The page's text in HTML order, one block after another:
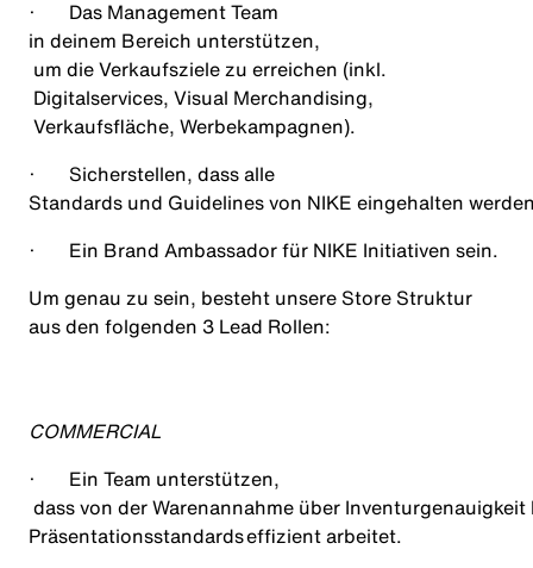
· Das Management Team
in deinem Bereich unterstützen,
um die Verkaufsziele zu erreichen (inkl.
Digitalservices, Visual Merchandising,
Verkaufsfläche, Werbekampagnen).
· Sicherstellen, dass alle
Standards und Guidelines von NIKE eingehalten
· Ein Brand Ambassador für NIKE Initiativen sein.
Um genau zu sein, besteht unsere Store Struktur
aus den folgenden 3 Lead Rollen:
COMMERCIAL
· Ein Team unterstützen,
dass von der Warenannahme über
Präsentationsstandardseffizientarbeitet.